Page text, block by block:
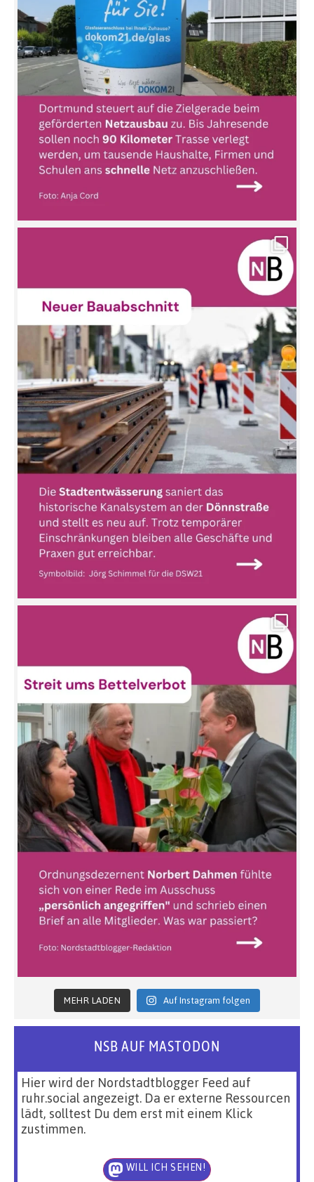
MEHR LADEN Auf Instagram folgen
NSB AUF MASTODON
Hier wird der Nordstadtblogger Feed auf
ruhr.social angezeigt. Da er externe Ressourcen
lädt, solltest Du dem erst mit einem Klick
zustimmen.
WILL ICH SEHEN!